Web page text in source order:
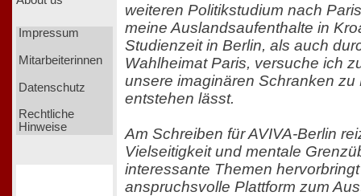
Impressum
Mitarbeiterinnen
Datenschutz
Rechtliche
Hinweise
weiteren Politikstudium nach
meine Auslandsaufenthalte in
Studienzeit in Berlin, als auch
Wahlheimat Paris, versuche ich
unsere imaginären Schranken zu
entstehen lässt.
Am Schreiben für AVIVA-Berlin
Vielseitigkeit und mentale
interessante Themen
anspruchsvolle Plattform zum